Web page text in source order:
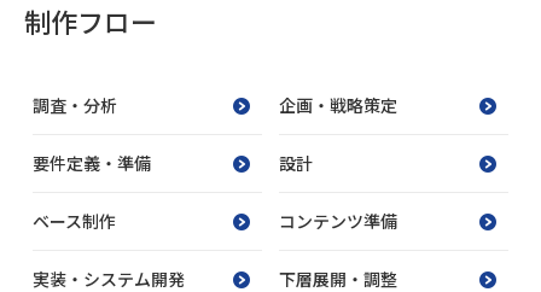
制作フロー
調査・分析 企画・戦略策定
要件定義・準備 設計
ベース制作 コンテンツ準備
実装・システム開発 下層展開・調整